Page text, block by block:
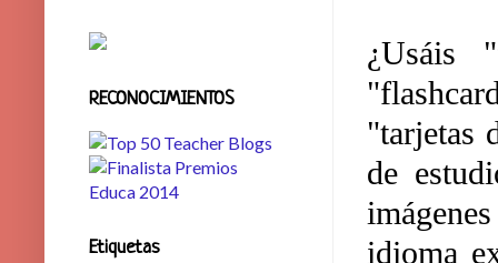
¿Usáis
"tarjetas
de
idioma
RECONOCIMIENTOS
Etiquetas